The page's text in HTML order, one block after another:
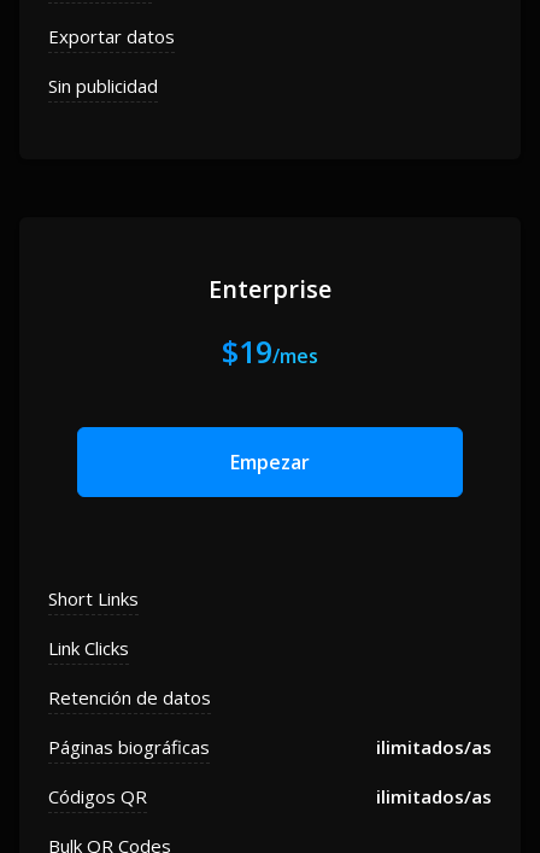
Exportar datos
Sin publicidad
Enterprise
$19/mes
Empezar
Short Links
Link Clicks
Retención de datos
Páginas biográficas ilimitados/as
Códigos QR ilimitados/as
Bulk QR Codes